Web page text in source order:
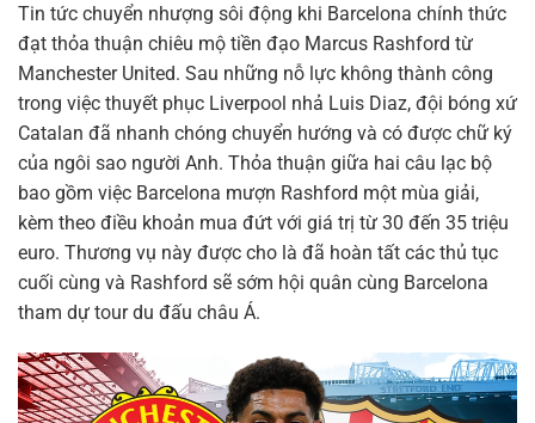
Tin tức chuyển nhượng sôi động khi Barcelona chính thức
đạt thỏa thuận chiêu mộ tiền đạo Marcus Rashford từ
Manchester United. Sau những nỗ lực không thành công
trong việc thuyết phục Liverpool nhả Luis Diaz, đội bóng xứ
Catalan đã nhanh chóng chuyển hướng và có được chữ ký
của ngôi sao người Anh. Thỏa thuận giữa hai câu lạc bộ
bao gồm việc Barcelona mượn Rashford một mùa giải,
kèm theo điều khoản mua đứt với giá trị từ 30 đến 35 triệu
euro. Thương vụ này được cho là đã hoàn tất các thủ tục
cuối cùng và Rashford sẽ sớm hội quân cùng Barcelona
tham dự tour du đấu châu Á.